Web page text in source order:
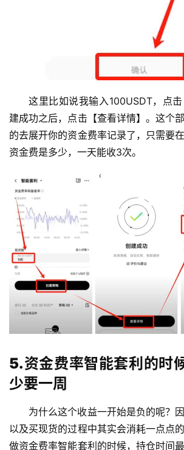
这里比如说我输入100USDT，点
建成功之后，点击【查看详情】。这个
的去展开你的资金费率记录了，只需要
资金费是多少，一天能收3次。
5.资金费率智能套利的时
少要一周
为什么这个收益一开始是负的呢？
以及买现货的过程中其实会消耗一点点
做资金费率智能套利的时候，持仓时间